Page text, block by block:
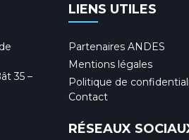
35 –
LIENS UTILES
Partenaires ANDES
Mentions légales
Politique de
Contact
RÉSEAUX